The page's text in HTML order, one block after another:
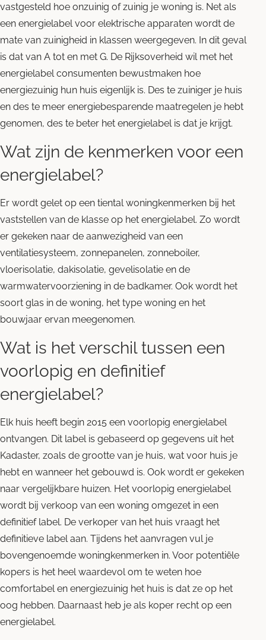
vastgesteld hoe onzuinig of zuinig je woning is. Net als
een energielabel voor elektrische apparaten wordt de
mate van zuinigheid in klassen weergegeven. In dit geval
is dat van A tot en met G. De Rijksoverheid wil met het
energielabel consumenten bewustmaken hoe
energiezuinig hun huis eigenlijk is. Des te zuiniger je huis
en des te meer energiebesparende maatregelen je hebt
genomen, des te beter het energielabel is dat je krijgt.
Wat zijn de kenmerken voor een
energielabel?
Er wordt gelet op een tiental woningkenmerken bij het
vaststellen van de klasse op het energielabel. Zo wordt
er gekeken naar de aanwezigheid van een
ventilatiesysteem, zonnepanelen, zonneboiler,
vloerisolatie, dakisolatie, gevelisolatie en de
warmwatervoorziening in de badkamer. Ook wordt het
soort glas in de woning, het type woning en het
bouwjaar ervan meegenomen.
Wat is het verschil tussen een
voorlopig en definitief
energielabel?
Elk huis heeft begin 2015 een voorlopig energielabel
ontvangen. Dit label is gebaseerd op gegevens uit het
Kadaster, zoals de grootte van je huis, wat voor huis je
hebt en wanneer het gebouwd is. Ook wordt er gekeken
naar vergelijkbare huizen. Het voorlopig energielabel
wordt bij verkoop van een woning omgezet in een
definitief label. De verkoper van het huis vraagt het
definitieve label aan. Tijdens het aanvragen vul je
bovengenoemde woningkenmerken in. Voor potentiële
kopers is het heel waardevol om te weten hoe
comfortabel en energiezuinig het huis is dat ze op het
oog hebben. Daarnaast heb je als koper recht op een
energielabel.